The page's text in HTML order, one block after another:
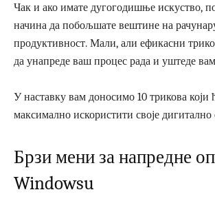
Чак и ако имате дугогодишње искуство,
начина да побољшате вештине на
продуктивност. Мали, али ефикасни
да унапреде ваш процес рада и уштеде
У наставку вам доносимо 10 трикова који
максимално искористити своје
Брзи мени за напредне
Windowsu